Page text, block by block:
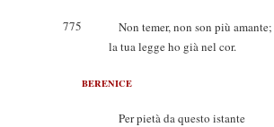
775
Non temer, non son più amante;
la tua legge ho già nel cor.
BERENICE
Per pietà da questo istante